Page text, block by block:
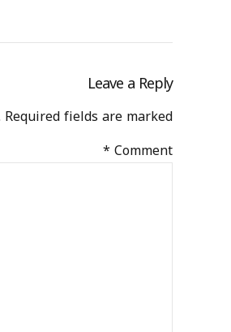
Leave a Reply
fields are marked *
Comment
*